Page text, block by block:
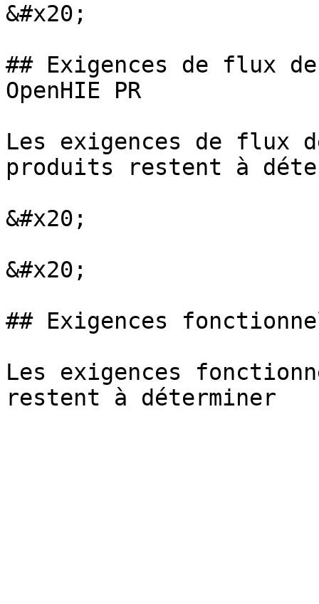
&#x20;
## Exigences de flux
OpenHIE PR
Les exigences de flux
produits restent à
&#x20;
&#x20;
## Exigences
Les exigences